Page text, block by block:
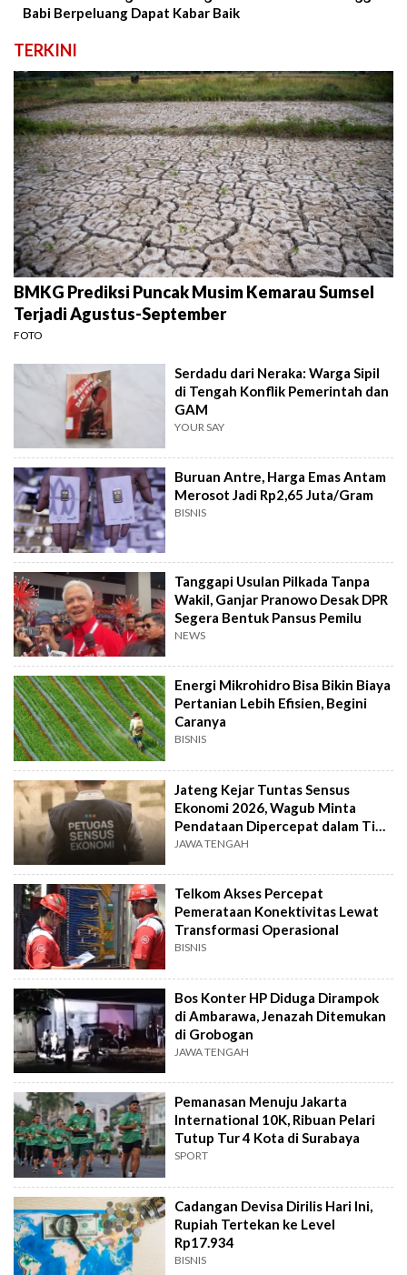
Babi Berpeluang Dapat Kabar Baik
TERKINI
BMKG Prediksi Puncak Musim Kemarau Sumsel
Terjadi Agustus-September
FOTO
Serdadu dari Neraka: Warga Sipil
di Tengah Konflik Pemerintah dan
GAM
YOUR SAY
Buruan Antre, Harga Emas Antam
Merosot Jadi Rp2,65 Juta/Gram
BISNIS
Tanggapi Usulan Pilkada Tanpa
Wakil, Ganjar Pranowo Desak DPR
Segera Bentuk Pansus Pemilu
NEWS
Energi Mikrohidro Bisa Bikin Biaya
Pertanian Lebih Efisien, Begini
Caranya
BISNIS
Jateng Kejar Tuntas Sensus
Ekonomi 2026, Wagub Minta
Pendataan Dipercepat dalam Tiga
Pekan
JAWA TENGAH
Telkom Akses Percepat
Pemerataan Konektivitas Lewat
Transformasi Operasional
BISNIS
Bos Konter HP Diduga Dirampok
di Ambarawa, Jenazah Ditemukan
di Grobogan
JAWA TENGAH
Pemanasan Menuju Jakarta
International 10K, Ribuan Pelari
Tutup Tur 4 Kota di Surabaya
SPORT
Cadangan Devisa Dirilis Hari Ini,
Rupiah Tertekan ke Level
Rp17.934
BISNIS